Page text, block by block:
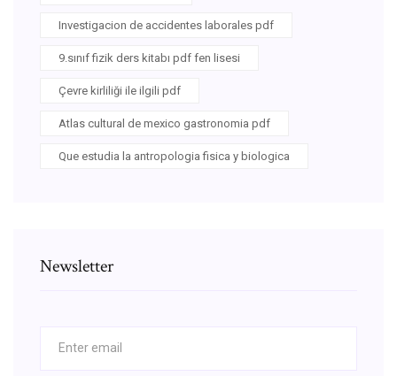
Investigacion de accidentes laborales pdf
9.sınıf fizik ders kitabı pdf fen lisesi
Çevre kirliliği ile ilgili pdf
Atlas cultural de mexico gastronomia pdf
Que estudia la antropologia fisica y biologica
Newsletter